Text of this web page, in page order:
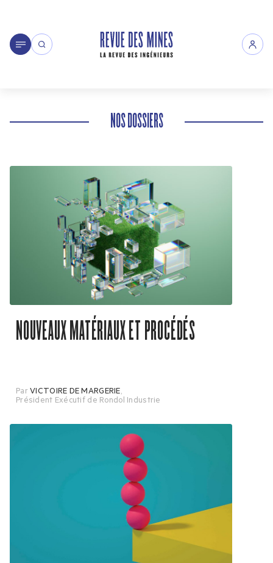
NOS DOSSIERS
NOUVEAUX MATÉRIAUX ET PROCÉDÉS
Par VICTOIRE DE MARGERIE,
Président Exécutif de Rondol Industrie